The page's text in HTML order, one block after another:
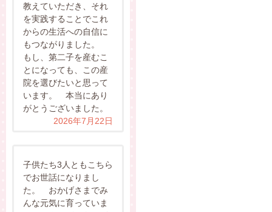
教えていただき、それ
を実践することでこれ
からの生活への自信に
もつながりました。
もし、第二子を産むこ
とになっても、この産
院を選びたいと思って
います。 本当にあり
がとうございました。
2026年7月22日
子供たち3人ともこちら
でお世話になりまし
た。 おかげさまでみ
んな元気に育っていま